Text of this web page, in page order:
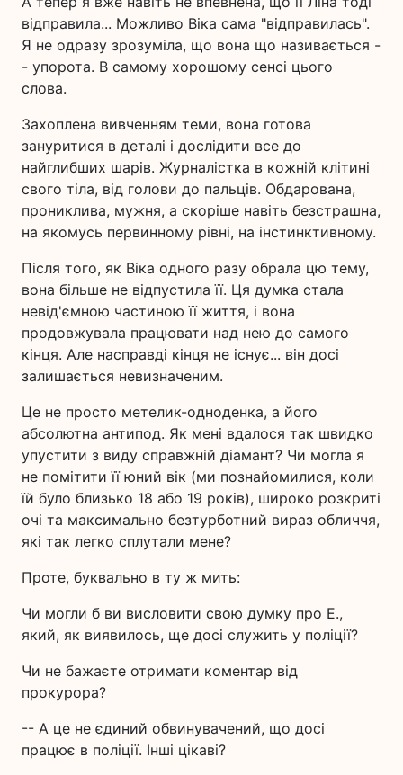
відправила... Можливо Віка сама "відправилась".
Я не одразу зрозуміла, що вона що називається -
- упорота. В самому хорошому сенсі цього
слова.
Захоплена вивченням теми, вона готова
зануритися в деталі і дослідити все до
найглибших шарів. Журналістка в кожній клітині
свого тіла, від голови до пальців. Обдарована,
прониклива, мужня, а скоріше навіть безстрашна,
на якомусь первинному рівні, на інстинктивному.
Після того, як Віка одного разу обрала цю тему,
вона більше не відпустила її. Ця думка стала
невід'ємною частиною її життя, і вона
продовжувала працювати над нею до самого
кінця. Але насправді кінця не існує... він досі
залишається невизначеним.
Це не просто метелик-одноденка, а його
абсолютна антипод. Як мені вдалося так швидко
упустити з виду справжній діамант? Чи могла я
не помітити її юний вік (ми познайомилися, коли
їй було близько 18 або 19 років), широко розкриті
очі та максимально безтурботний вираз обличчя,
які так легко сплутали мене?
Проте, буквально в ту ж мить:
Чи могли б ви висловити свою думку про Е.,
який, як виявилось, ще досі служить у поліції?
Чи не бажаєте отримати коментар від
прокурора?
-- А це не єдиний обвинувачений, що досі
працює в поліції. Інші цікаві?